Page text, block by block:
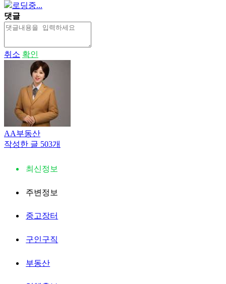
로딩중...
댓글
취소 확인
AA부동산
작성한 글 503개
최신정보
주변정보
중고장터
구인구직
부동산